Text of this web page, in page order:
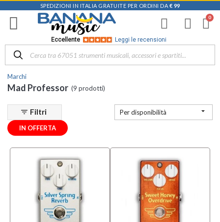
SPEDIZIONI IN ITALIA GRATUITE PER ORDINI DA € 99
Eccellente Leggi le recensioni
Marchi
Mad Professor (9 prodotti)
Filtra
i
risultati
Categoria
Effetti
(9)
Sottocategoria
Pedali
IN OFFERTA
filter_list Filtri Per disponibilità 